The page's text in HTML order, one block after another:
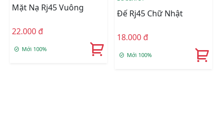
Mặt Nạ Rj45 Vuông
22.000 đ
Mới 100%
Đế Rj45 Chữ Nhật
18.000 đ
Mới 100%